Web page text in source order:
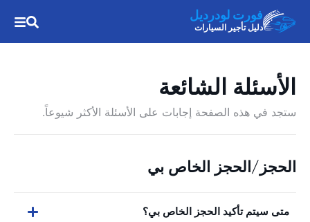
فورت لودرديل
دليل تأجير السيارات
الأسئلة الشائعة
ستجد في هذه الصفحة إجابات على الأسئلة الأكثر شيوعاً.
الحجز/الحجز الخاص بي
متى سيتم تأكيد الحجز الخاص بي؟